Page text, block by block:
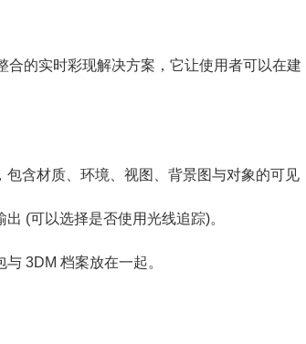
合的实时彩现解决方案，它让使用者可以在建
含材质、环境、视图、背景图与对象的可见
(可以选择是否使用光线追踪)。
3DM 档案放在一起。